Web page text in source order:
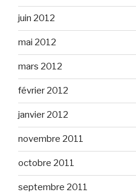
juin 2012
mai 2012
mars 2012
février 2012
janvier 2012
novembre 2011
octobre 2011
septembre 2011